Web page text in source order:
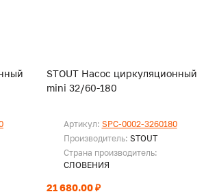
STOUT Насос циркуляционный
mini 32/60-180
Артикул: SPC-0002-3260180
Производитель: STOUT
Страна производитель:
СЛОВЕНИЯ
21 680.00 ₽